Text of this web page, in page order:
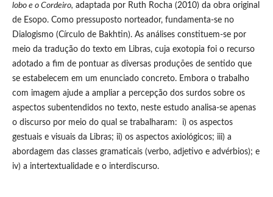
lobo e o Cordeiro, adaptada por Ruth Rocha (2010) da obra original
de Esopo. Como pressuposto norteador, fundamenta-se no
Dialogismo (Círculo de Bakhtin). As análises constituem-se por
meio da tradução do texto em Libras, cuja exotopia foi o recurso
adotado a fim de pontuar as diversas produções de sentido que
se estabelecem em um enunciado concreto. Embora o trabalho
com imagem ajude a ampliar a percepção dos surdos sobre os
aspectos subentendidos no texto, neste estudo analisa-se apenas
o discurso por meio do qual se trabalharam: i) os aspectos
gestuais e visuais da Libras; ii) os aspectos axiológicos; iii) a
abordagem das classes gramaticais (verbo, adjetivo e advérbios); e
iv) a intertextualidade e o interdiscurso.